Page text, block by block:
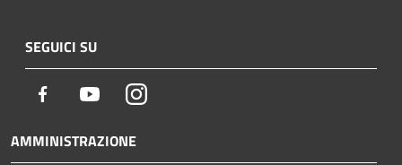
SEGUICI SU
Facebook YoutubeInstagram
AMMINISTRAZIONE